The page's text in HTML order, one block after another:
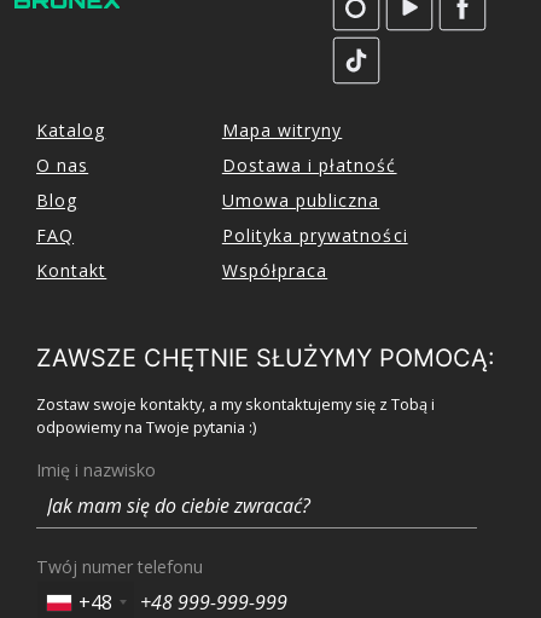
Katalog
O nas
Blog
FAQ
Kontakt
Mapa witryny
Dostawa i płatność
Umowa publiczna
Polityka prywatności
Współpraca
ZAWSZE CHĘTNIE SŁUŻYMY POMOCĄ:
Zostaw swoje kontakty, a my skontaktujemy się z Tobą i
odpowiemy na Twoje pytania :)
Imię i nazwisko
Twój numer telefonu
+48